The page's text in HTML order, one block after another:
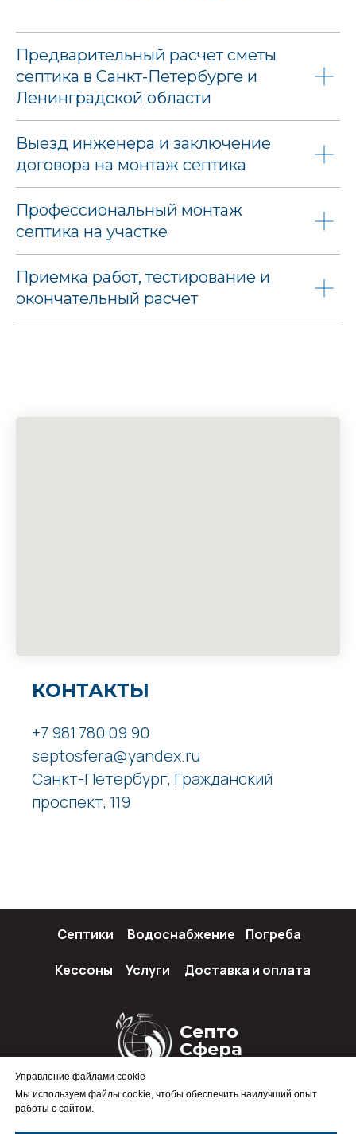
Управление файлами cookie
Мы используем файлы cookie, чтобы обеспечить наилучший опыт
работы с сайтом.
Предварительный расчет сметы
септика в Санкт-Петербурге и
Ленинградской области
Выезд инженера и заключение
договора на монтаж септика
Профессиональный монтаж
септика на участке
Приемка работ, тестирование и
окончательный расчет
КОНТАКТЫ
+7 981 780 09 90
septosfera@yandex.ru
Санкт-Петербург, Гражданский
проспект, 119
Септо
Сфера
Септики Водоснабжение Погреба
Кессоны Услуги Доставка и оплата